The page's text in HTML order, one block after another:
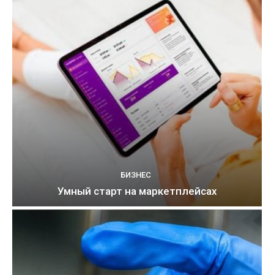
БИЗНЕС
Умный старт на маркетплейсах